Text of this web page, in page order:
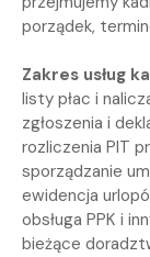
porządek,
Zakres usług
listy płac i
zgłoszenia i
rozliczenia PIT
sporządzanie
ewidencja
obsługa PPK i
bieżące